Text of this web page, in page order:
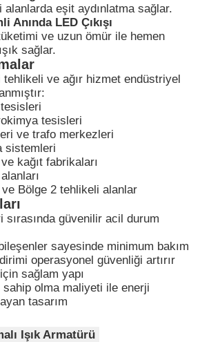
Aydınlatma
Alarm Işığı
fan
alanlarda eşit aydınlatma sağlar.
Anında LED Çıkışı
ve uzun ömür ile hemen
sağlar.
tehlikeli ve ağır hizmet endüstriyel
tesisleri
ve trafo merkezleri
sistemleri
kağıt fabrikaları
Bölge 2 tehlikeli alanlar
sırasında güvenilir acil durum
sayesinde minimum bakım
operasyonel güvenliği artırır
sağlam yapı
sahip olma maliyeti ile enerji
tasarım
Işık Armatürü